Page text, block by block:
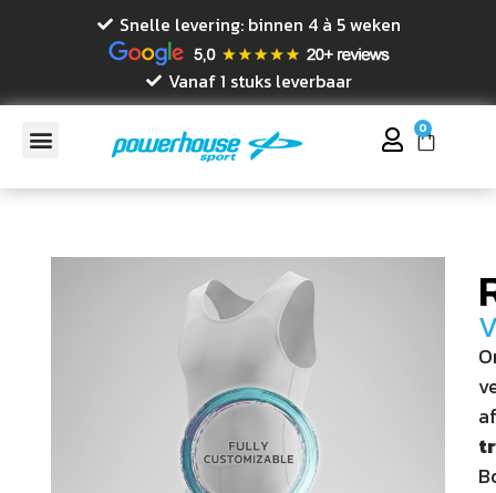
Snelle levering: binnen 4 à 5 weken
Vanaf 1 stuks leverbaar
0